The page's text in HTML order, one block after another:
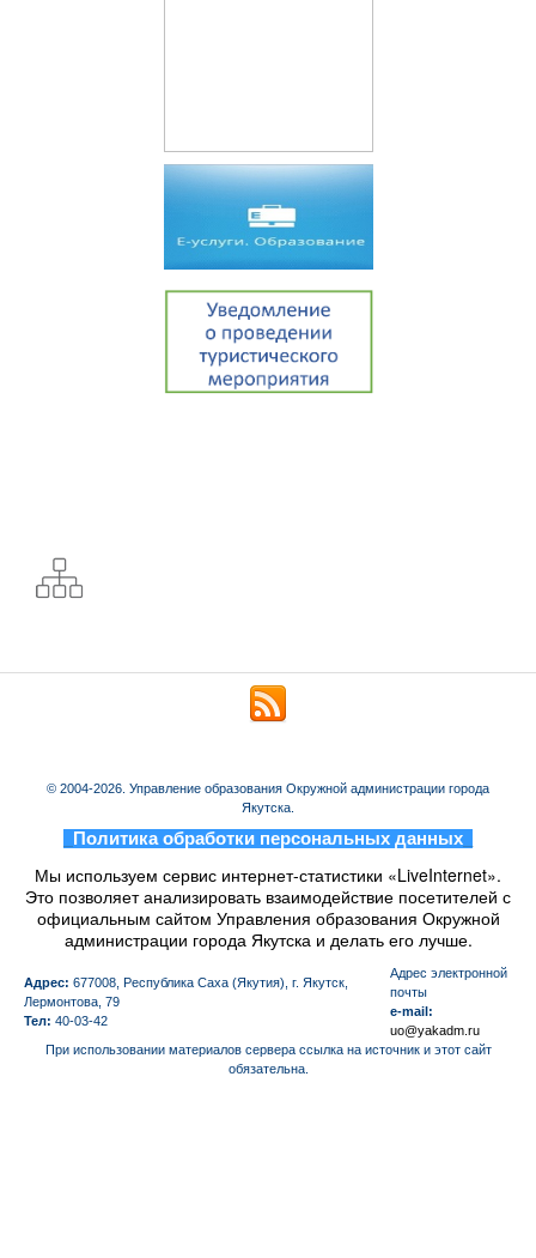
© 2004-2026. Управление образования Окружной администрации города
Якутска.
Политика обработки персональных данных
Мы используем сервис интернет-статистики «LiveInternet».
Это позволяет анализировать взаимодействие посетителей с
официальным сайтом Управления образования Окружной
администрации города Якутска и делать его лучше.
Адрес: 677008, Республика Саха (Якутия), г. Якутск,
Лермонтова, 79
Тел: 40-03-42
Aдрес электронной
почты
e-mail:
uo@yakadm.ru
При использовании материалов сервера ссылка на источник и этот сайт
обязательна.